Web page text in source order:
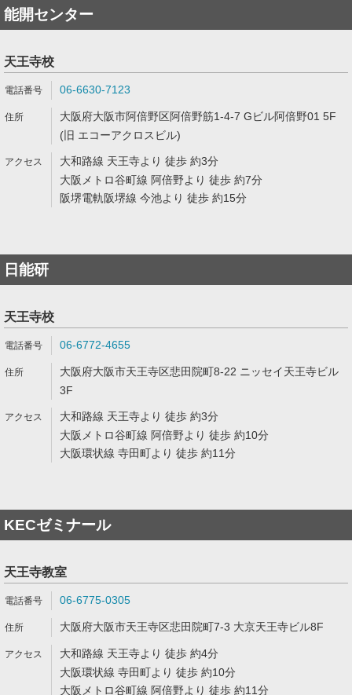
能開センター
天王寺校
06-6630-7123
大阪府大阪市阿倍野区阿倍野筋1-4-7 Gビル阿倍野01 5F
(旧 エコーアクロスビル)
大和路線 天王寺より 徒歩 約3分
大阪メトロ谷町線 阿倍野より 徒歩 約7分
阪堺電軌阪堺線 今池より 徒歩 約15分
日能研
天王寺校
06-6772-4655
大阪府大阪市天王寺区悲田院町8-22 ニッセイ天王寺ビル
3F
大和路線 天王寺より 徒歩 約3分
大阪メトロ谷町線 阿倍野より 徒歩 約10分
大阪環状線 寺田町より 徒歩 約11分
KECゼミナール
天王寺教室
06-6775-0305
大阪府大阪市天王寺区悲田院町7-3 大京天王寺ビル8F
大和路線 天王寺より 徒歩 約4分
大阪環状線 寺田町より 徒歩 約10分
大阪メトロ谷町線 阿倍野より 徒歩 約11分